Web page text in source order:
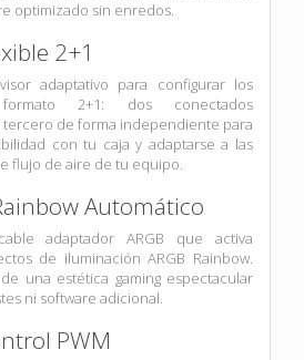
optimizado sin enredos.
2+1
adaptativo para configurar los
2+1: dos conectados
tercero de forma independiente para
con tu caja y adaptarse a las
flujo de aire de tu equipo.
Automático
adaptador ARGB que activa
de iluminación ARGB Rainbow.
una estética gaming espectacular
ni software adicional.
PWM